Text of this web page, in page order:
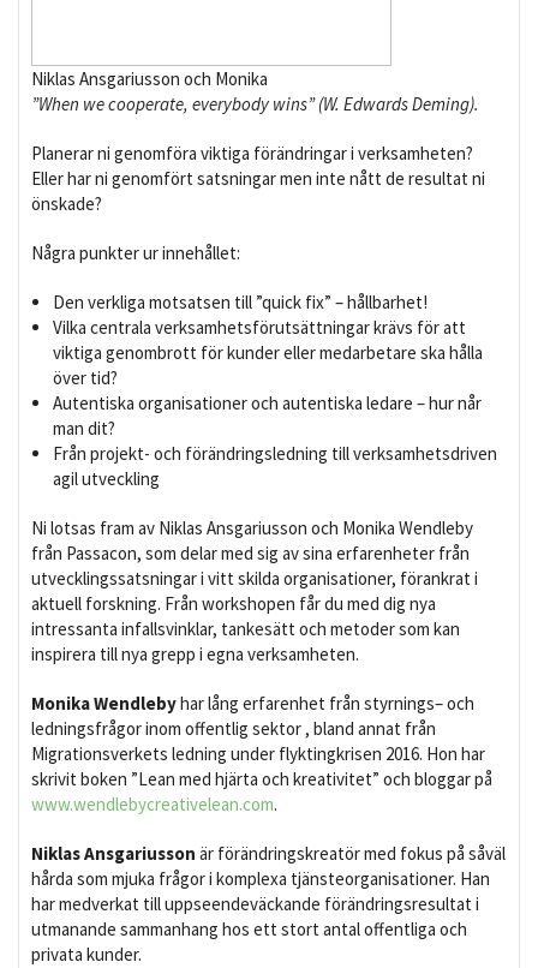
Niklas Ansgariusson och Monika
”When we cooperate, everybody wins” (W. Edwards Deming).
Planerar ni genomföra viktiga förändringar i verksamheten?
Eller har ni genomfört satsningar men inte nått de resultat ni
önskade?
Några punkter ur innehållet:
Den verkliga motsatsen till ”quick fix” – hållbarhet!
Vilka centrala verksamhetsförutsättningar krävs för att
viktiga genombrott för kunder eller medarbetare ska hålla
över tid?
Autentiska organisationer och autentiska ledare – hur når
man dit?
Från projekt- och förändringsledning till verksamhetsdriven
agil utveckling
Ni lotsas fram av Niklas Ansgariusson och Monika Wendleby
från Passacon, som delar med sig av sina erfarenheter från
utvecklingssatsningar i vitt skilda organisationer, förankrat i
aktuell forskning. Från workshopen får du med dig nya
intressanta infallsvinklar, tankesätt och metoder som kan
inspirera till nya grepp i egna verksamheten.
Monika Wendlebyhar lång erfarenhet från styrnings– och
ledningsfrågor inom offentlig sektor , bland annat från
Migrationsverkets ledning under flyktingkrisen 2016. Hon har
skrivit boken ”Lean med hjärta och kreativitet” och bloggar på
www.wendlebycreativelean.com.
Niklas Ansgariusson är förändringskreatör med fokus på såväl
hårda som mjuka frågor i komplexa tjänsteorganisationer. Han
har medverkat till uppseendeväckande förändringsresultat i
utmanande sammanhang hos ett stort antal offentliga och
privata kunder.